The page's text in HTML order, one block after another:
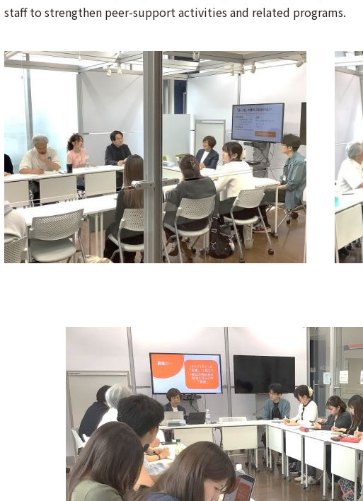
staff to strengthen peer-support activities and related programs.